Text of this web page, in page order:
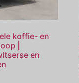
koffie- en
|
en